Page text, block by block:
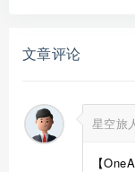
文章评论
星空旅
【